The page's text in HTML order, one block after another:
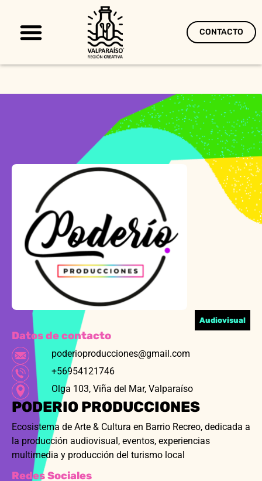
CONTACTO
Audiovisual
Datos de contacto
poderioproducciones@gmail.com
+56954121746
Olga 103, Viña del Mar, Valparaíso
PODERIO PRODUCCIONES
Ecosistema de Arte & Cultura en Barrio Recreo, dedicada a
la producción audiovisual, eventos, experiencias
multimedia y producción del turismo local
Redes Sociales